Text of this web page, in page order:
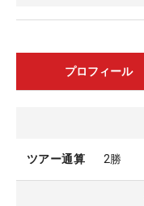
プロフィール
ツアー通算 2勝